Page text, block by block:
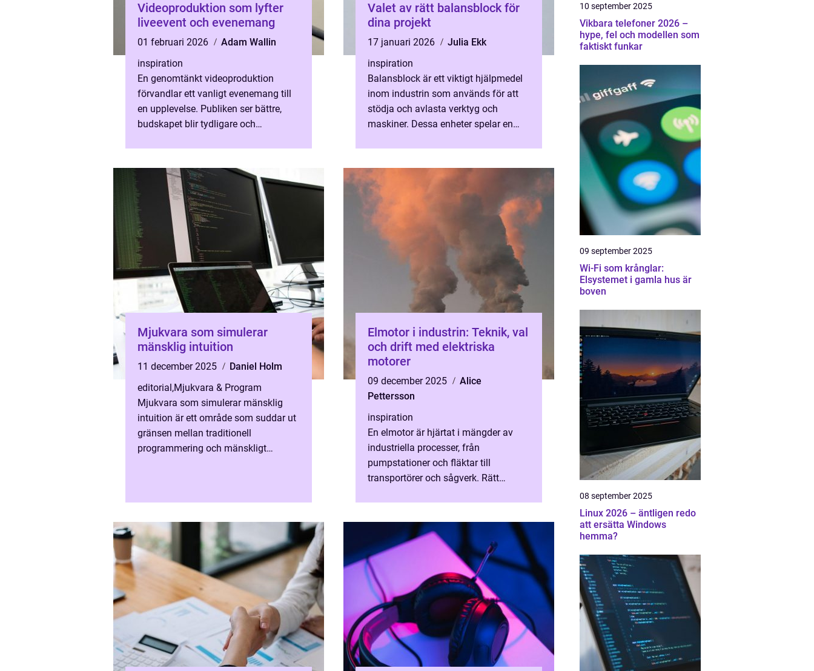
Videoproduktion som lyfter
liveevent och evenemang
01 februari 2026
Adam Wallin
inspiration
En genomtänkt videoproduktion
förvandlar ett vanligt evenemang till
en upplevelse. Publiken ser bättre,
budskapet blir tydligare och
Valet av rätt balansblock för
dina projekt
17 januari 2026
Julia Ekk
inspiration
Balansblock är ett viktigt hjälpmedel
inom industrin som används för att
stödja och avlasta verktyg och
maskiner. Dessa enheter spelar en
Mjukvara som simulerar
mänsklig intuition
11 december 2025
Daniel Holm
editorial,Mjukvara & Program
Mjukvara som simulerar mänsklig
intuition är ett område som suddar ut
gränsen mellan traditionell
programmering och mänskligt
Elmotor i industrin: Teknik, val
och drift med elektriska
motorer
09 december 2025
Alice
Pettersson
inspiration
En elmotor är hjärtat i mängder av
industriella processer, från
pumpstationer och fläktar till
transportörer och sågverk. Rätt
10 september 2025
Vikbara telefoner 2026 –
hype, fel och modellen som
faktiskt funkar
09 september 2025
Wi-Fi som krånglar:
Elsystemet i gamla hus är
boven
08 september 2025
Linux 2026 – äntligen redo
att ersätta Windows
hemma?